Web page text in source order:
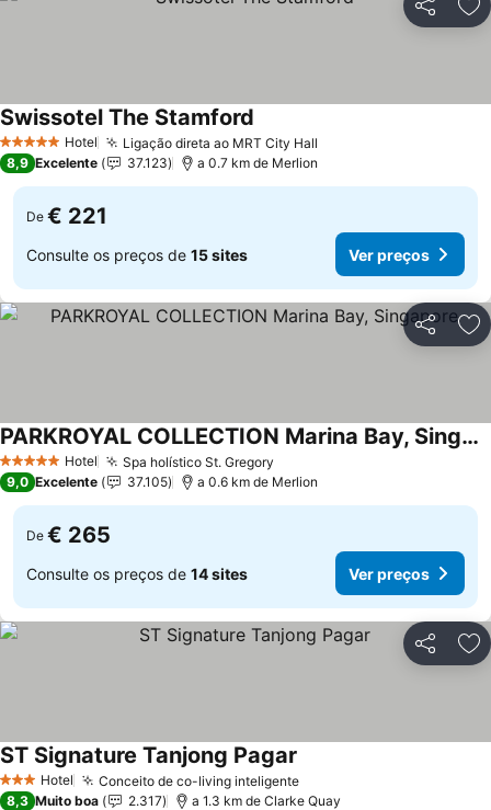
Partilhar
5 Estrelas Hotel Ligação direta ao MRT City Hall
Swissotel The Stamford
8,9 Excelente 37.123 a 0.7 km de Merlion
De € 221
Consulte os preços de 15 sites Ver preços
Partilhar
5 Estrelas Hotel Spa holístico St. Gregory
PARKROYAL COLLECTION Marina Bay, Singapore
Ver preços
9,0 Excelente 37.105 a 0.6 km de Merlion
De € 265
Consulte os preços de 14 sites Ver preços
Partilhar
3 EstrelasHotel Conceito de co-living inteligenteVer preços
ST Signature Tanjong Pagar
8,3 Muito boa 2.317 a 1.3 km de Clarke Quay